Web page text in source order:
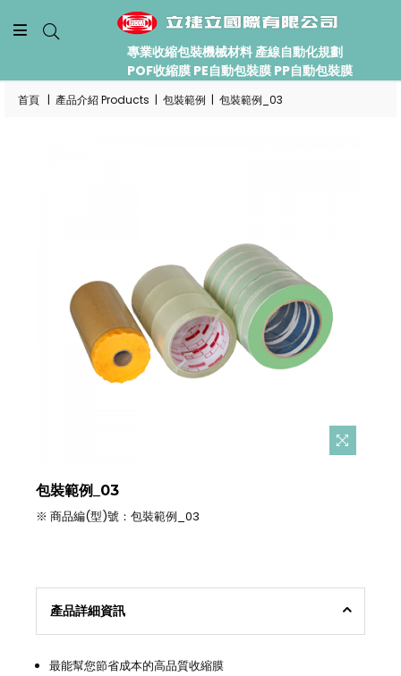
專業收縮包裝機械材料 產線自動化規劃
POF收縮膜 PE自動包裝膜 PP自動包裝膜
首頁 | 產品介紹 Products | 包裝範例 | 包裝範例_03
包裝範例_03
※ 商品編(型)號：包裝範例_03
產品詳細資訊
最能幫您節省成本的高品質收縮膜